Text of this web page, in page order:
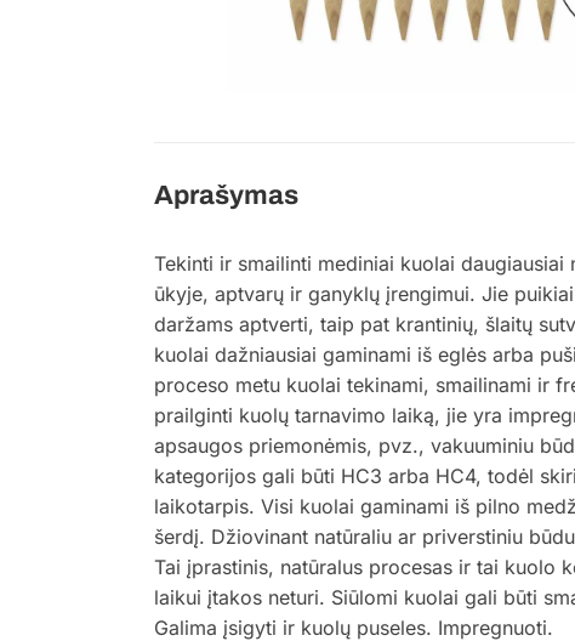
Aprašymas
Tekinti ir smailinti mediniai kuolai daugiausiai
ūkyje, aptvarų ir ganyklų įrengimui. Jie
daržams aptverti, taip pat krantinių, šlaitų
kuolai dažniausiai gaminami iš eglės arba
proceso metu kuolai tekinami, smailinami ir
prailginti kuolų tarnavimo laiką, jie yra
apsaugos priemonėmis, pvz., vakuuminiu
kategorijos gali būti HC3 arba HC4, todėl
laikotarpis. Visi kuolai gaminami iš pilno
šerdį. Džiovinant natūraliu ar priverstiniu
Tai įprastinis, natūralus procesas ir tai kuolo
laikui įtakos neturi. Siūlomi kuolai gali būti
Galima įsigyti ir kuolų puseles. Impregnuoti.